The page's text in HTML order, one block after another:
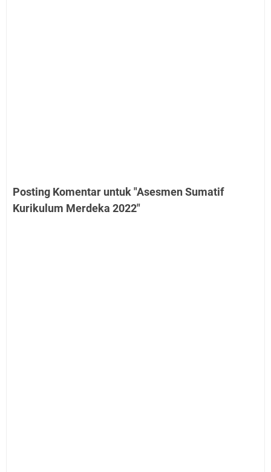
Posting Komentar untuk "Asesmen Sumatif
Kurikulum Merdeka 2022"